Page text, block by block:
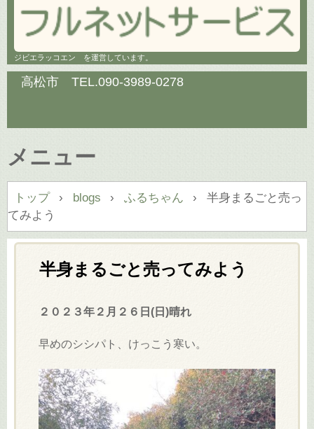
ジビエラッコエン を運営しています。
高松市 TEL.090-3989-0278
メニュー
コ
ン
テ
ン
トップ › blogs › ふるちゃん ›
半身まるごと売っ
てみよう
半身まるごと売ってみよう
２０２３年２月２６日(日)晴れ
早めのシシパト、けっこう寒い。